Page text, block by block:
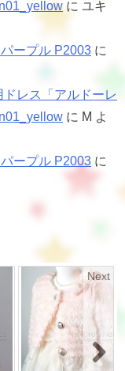
に ユキ
ープル P2003 に
レス「アルドーレ
に M よ
ープル P2003 に
Next